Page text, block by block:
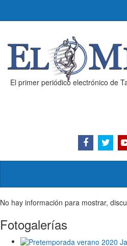
El primer periódico electrónico de
No hay información para mostrar,
Fotogalerías